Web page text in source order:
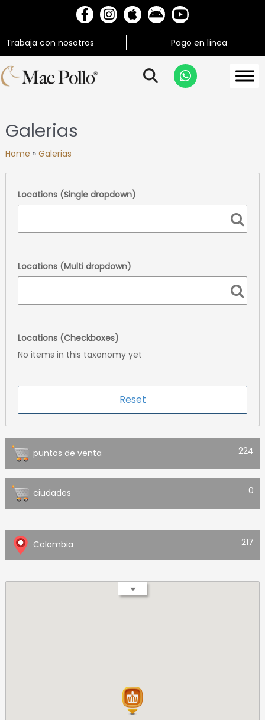
Trabaja con nosotros Pago en línea
Galerias
Home » Galerias
Locations (Single dropdown)
Locations (Multi dropdown)
Locations (Checkboxes)
No items in this taxonomy yet
puntos de venta 224
ciudades 0
Colombia 217